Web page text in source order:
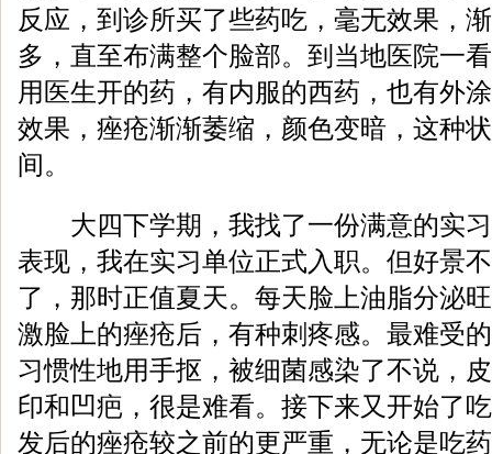
反应，到诊所买了些药吃，毫无效果，
多，直至布满整个脸部。到当地医院一
用医生开的药，有内服的西药，也有外
效果，痤疮渐渐萎缩，颜色变暗，这种
间。
大四下学期，我找了一份满意的实习
表现，我在实习单位正式入职。但好景
了，那时正值夏天。每天脸上油脂分泌
激脸上的痤疮后，有种刺疼感。最难受
习惯性地用手抠，被细菌感染了不说，
印和凹疤，很是难看。接下来又开始了
发后的痤疮较之前的更严重，无论是吃